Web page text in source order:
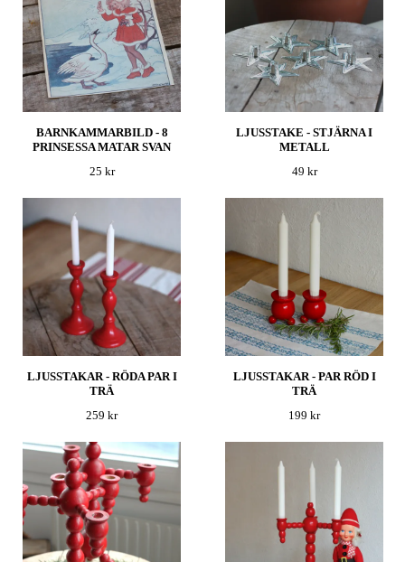
BARNKAMMARBILD - 8
PRINSESSA MATAR SVAN
25 kr
LJUSSTAKE - STJÄRNA I
METALL
49 kr
LJUSSTAKAR - RÖDA PAR I
TRÄ
259 kr
LJUSSTAKAR - PAR RÖD I
TRÄ
199 kr